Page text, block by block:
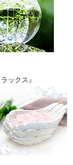
ックス』